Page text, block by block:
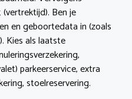
Ben je
en geboortedata in (zoals
Kies als laatste
parkeerservice, extra
stoelreservering.